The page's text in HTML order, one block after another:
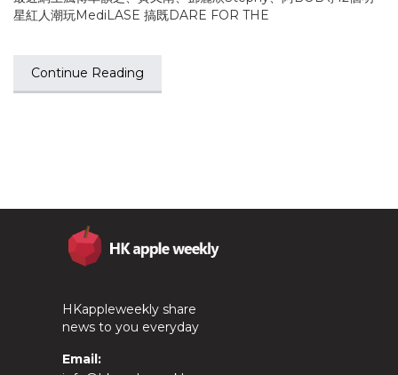
星紅人潮玩MediLASE 搞既DARE FOR THE
Continue Reading
HKappleweekly share
news to you everyday
Email: